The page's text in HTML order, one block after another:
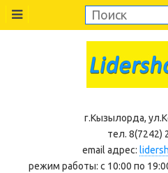
г.Кызылорда,
тел. 8(7242)
email адрес:
режим работы: с 10:00 по